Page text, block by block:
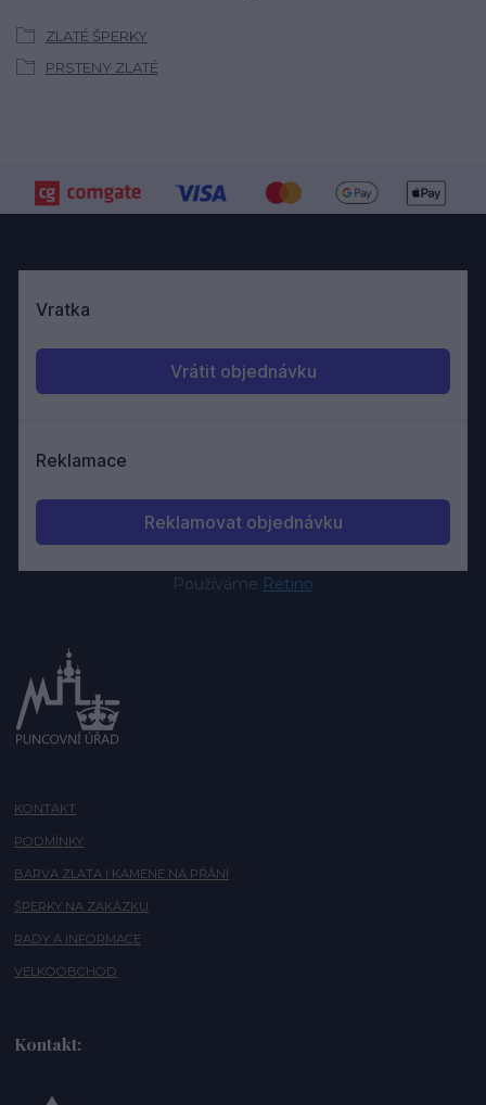
ZLATÉ ŠPERKY
PRSTENY ZLATÉ
Používáme Retino
KONTAKT
PODMÍNKY
BARVA ZLATA I KAMENE NA PŘÁNÍ
ŠPERKY NA ZAKÁZKU
RADY A INFORMACE
VELKOOBCHOD
Kontakt: